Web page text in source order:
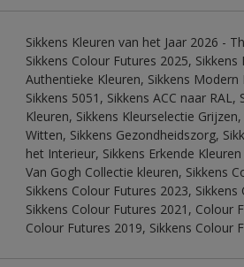
Sikkens Kleuren van het Jaar 2026 -
Sikkens Colour Futures 2025, Sikkens
Authentieke Kleuren, Sikkens Modern
Sikkens 5051, Sikkens ACC naar RAL,
Kleuren, Sikkens Kleurselectie
Witten, Sikkens Gezondheidszorg,
het Interieur, Sikkens Erkende
Van Gogh Collectie kleuren, Sikkens
Sikkens Colour Futures 2023,
Sikkens Colour Futures 2021, Colour
Colour Futures 2019, Sikkens Colour